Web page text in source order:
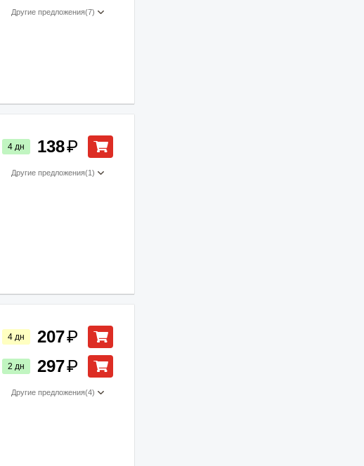
Другие предложения(7)
4 дн 138₽
Другие предложения(1)
4 дн 207₽
2 дн 297₽
Другие предложения(4)